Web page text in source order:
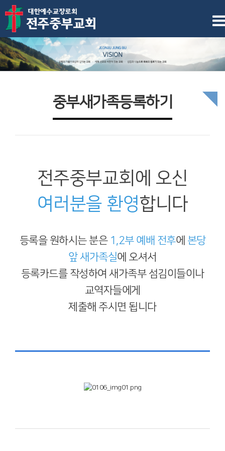
중부새가족등록하기
전주중부교회에 오신
여러분을 환영합니다
등록을 원하시는 분은 1,2부 예배 전후에 본당
앞 새가족실에 오셔서
등록카드를 작성하여 새가족부 섬김이들이나
교역자들에게
제출해 주시면 됩니다